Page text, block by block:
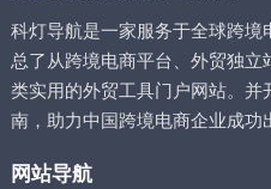
科灯导航是一家服务于全球跨
总了从跨境电商平台、外贸独
类实用的外贸工具门户网站。并
南，助力中国跨境电商企业成功
网站导航